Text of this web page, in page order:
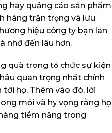
hay quảng cáo sản phẩm
hàng trận trọng và lưu
hiệu công ty bạn lan
nhớ đến lâu hơn.
quà trong tổ chức sự kiện
quan trọng nhất chính
tới họ. Thêm vào đó, lời
mỏi và hy vọng rằng họ
tiềm năng trong